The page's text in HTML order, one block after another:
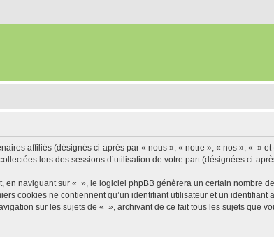
affiliés (désignés ci-après par « nous », « notre », « nos », « »
lors des sessions d’utilisation de votre part (désignées ci-
naviguant sur « », le logiciel phpBB génèrera un certain nombre
cookies ne contiennent qu’un identifiant utilisateur et un
sur les sujets de « », archivant de ce fait tous les sujets que